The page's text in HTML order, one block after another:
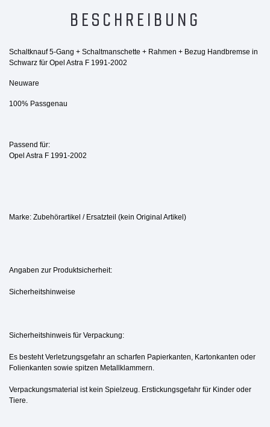
BESCHREIBUNG
Schaltknauf 5-Gang + Schaltmanschette + Rahmen + Bezug Handbremse in
Schwarz für Opel Astra F 1991-2002
Neuware
100% Passgenau
Passend für:
Opel Astra F 1991-2002
Marke: Zubehörartikel / Ersatzteil (kein Original Artikel)
Angaben zur Produktsicherheit:
Sicherheitshinweise
Sicherheitshinweis für Verpackung:
Es besteht Verletzungsgefahr an scharfen Papierkanten, Kartonkanten oder
Folienkanten sowie spitzen Metallklammern.
Verpackungsmaterial ist kein Spielzeug. Erstickungsgefahr für Kinder oder
Tiere.